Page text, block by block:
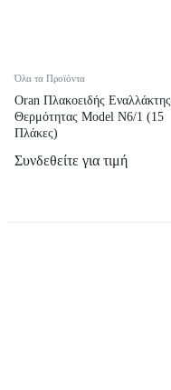
Όλα τα Προϊόντα
Oran Πλακοειδής Εναλλάκτης
Θερμότητας Model N6/1 (15
Πλάκες)
Συνδεθείτε για τιμή